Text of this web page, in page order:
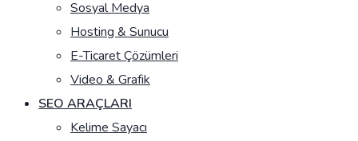
Sosyal Medya
Hosting & Sunucu
E-Ticaret Çözümleri
Video & Grafik
SEO ARAÇLARI
Kelime Sayacı